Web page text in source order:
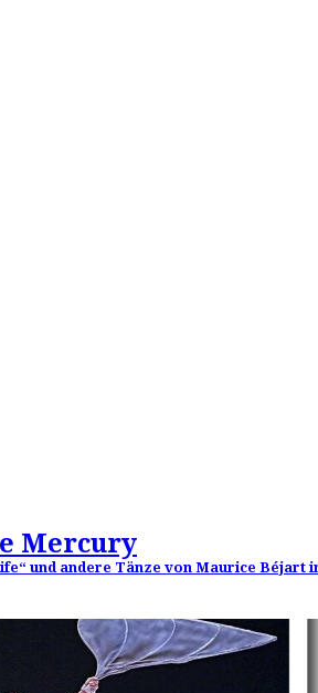
Mercury
und andere Tänze von Maurice Béjart